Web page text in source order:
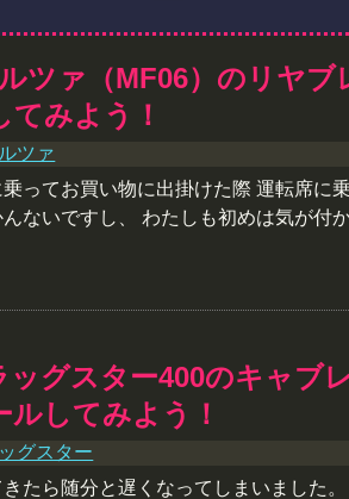
ツァ（MF06）のリヤブ
みよう！
ツァ
ってお買い物に出掛けた際 運転席に
ないですし、 わたしも初めは気が付
ッグスター400のキャブ
してみよう！
グスター
たら随分と遅くなってしまいました。